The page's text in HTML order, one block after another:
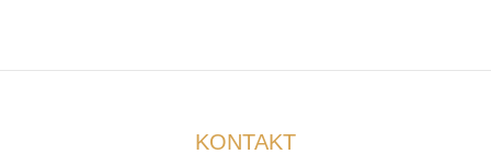
KONTAKT